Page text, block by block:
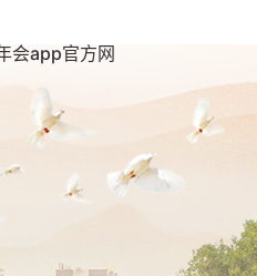
会app官方网